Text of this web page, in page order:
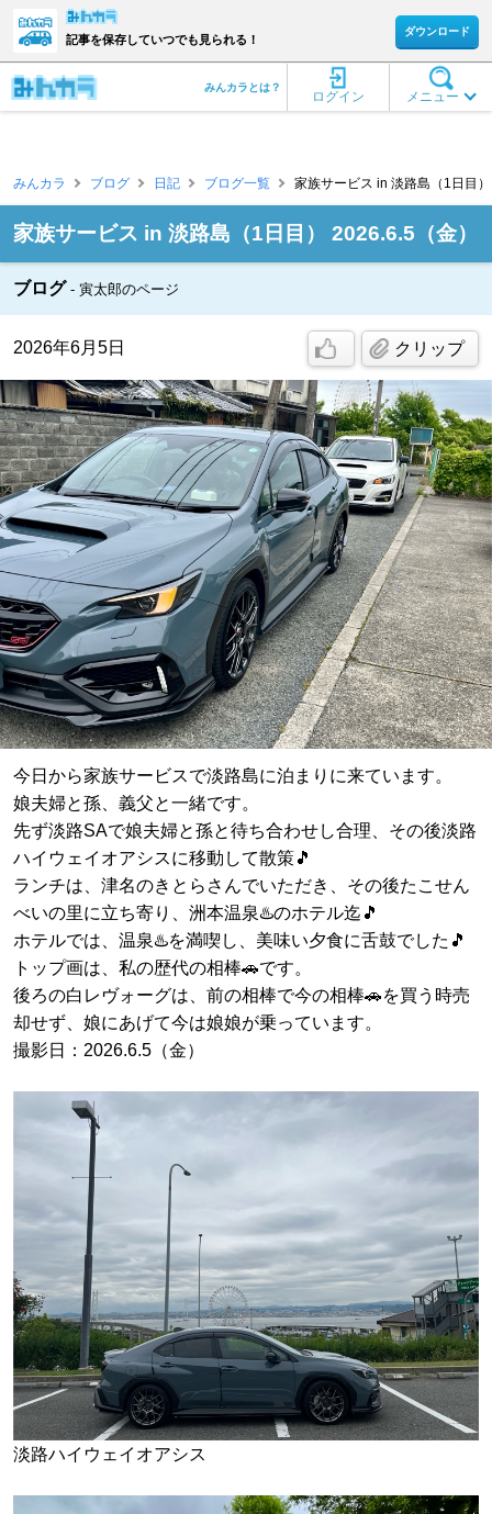
記事を保存していつでも見られる！
ダウンロード
メニュー
ログイン
みんカラとは？
みんカラ ブログ 日記 ブログ一覧 家族サービス in 淡路島（1日目
家族サービス in 淡路島（1日目） 2026.6.5（金）
ブログ 寅太郎のページ
2026年6月5日 クリップ
今日から家族サービスで淡路島に泊まりに来ています。
娘夫婦と孫、義父と一緒です。
先ず淡路SAで娘夫婦と孫と待ち合わせし合理、その後淡路
ハイウェイオアシスに移動して散策🎵
ランチは、津名のきとらさんでいただき、その後たこせん
べいの里に立ち寄り、洲本温泉♨️のホテル迄🎵
ホテルでは、温泉♨️を満喫し、美味い夕食に舌鼓でした🎵
トップ画は、私の歴代の相棒🚗です。
後ろの白レヴォーグは、前の相棒で今の相棒🚗を買う時売
却せず、娘にあげて今は娘娘が乗っています。
撮影日：2026.6.5（金）
淡路ハイウェイオアシス